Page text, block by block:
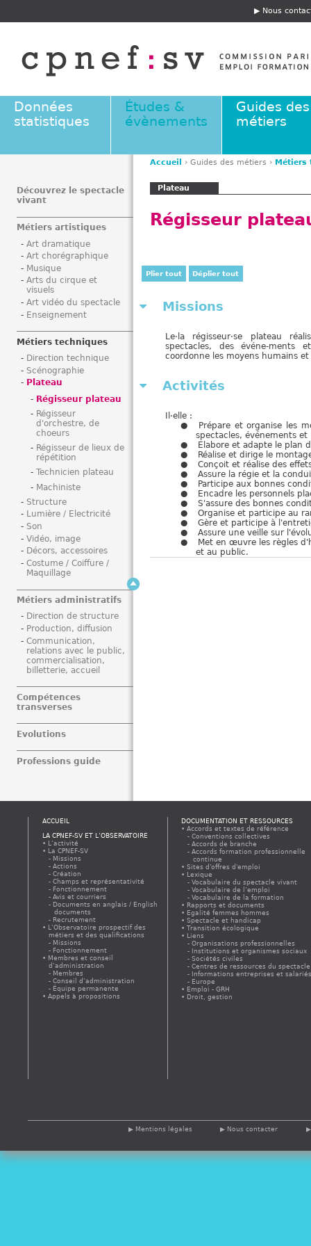
E
t
ê
e
Nous
Données
statistiques
Études &
évènements
Guides des
métiers
s
e
s
Accueil › Guides des métiers › Métiers
Plateau
Régisseur
Plier tout Déplier tout
Missions
Le·la régisseur·se plateau
spectacles, des événe-ments
coordonne les moyens humains
Activités
Il·elle :
Prépare et organise les
spectacles, événements
Elabore et adapte le plan
Réalise et dirige le
Conçoit et réalise des
Assure la régie et la
Participe aux bonnes
Encadre les personnels
S'assure des bonnes
Organise et participe au
Gère et participe à
Assure une veille sur
Met en œuvre les règles
et au public.
Découvrez le spectacle
vivant
Métiers artistiques
Art dramatique
Art chorégraphique
Musique
Arts du cirque et
visuels
Art vidéo du spectacle
Enseignement
Métiers techniques
Direction technique
Scénographie
Plateau
Régisseur plateau
Régisseur
d'orchestre, de
choeurs
Régisseur de lieux de
répétition
Technicien plateau
Machiniste
Structure
Lumière / Electricité
Son
Vidéo, image
Décors, accessoires
Costume / Coiffure /
Maquillage
Métiers administratifs
Direction de structure
Production, diffusion
Communication,
relations avec le public,
commercialisation,
billetterie, accueil
Compétences
transverses
Evolutions
Professions guide
ACCUEIL
LA CPNEF-SV ET L’OBSERVATOIRE
L’activité
La CPNEF-SV
Missions
Actions
Création
Champs et représentativité
Fonctionnement
Avis et courriers
Documents en anglais / English
documents
Recrutement
L’Observatoire prospectif des
métiers et des qualifications
Missions
Fonctionnement
Membres et conseil
d’administration
Membres
Conseil d’administration
Équipe permanente
Appels à propositions
DOCUMENTATION ET RESSOURCES
Accords et textes de référence
Conventions collectives
Accords de branche
Accords formation professionnelle
continue
Sites d'offres d'emploi
Lexique
Vocabulaire du spectacle vivant
Vocabulaire de l’emploi
Vocabulaire de la formation
Rapports et documents
Egalité femmes hommes
Spectacle et handicap
Transition écologique
Liens
Organisations professionnelles
Institutions et organismes sociaux
Sociétés civiles
Centres de ressources du spectacle
Informations entreprises et
Europe
Emploi - GRH
Droit, gestion
Mentions légales Nous contacter